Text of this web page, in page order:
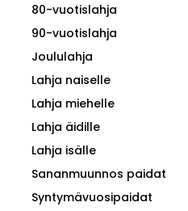
80-vuotislahja
90-vuotislahja
Joululahja
Lahja naiselle
Lahja miehelle
Lahja äidille
Lahja isälle
Sananmuunnos paidat
Syntymävuosipaidat